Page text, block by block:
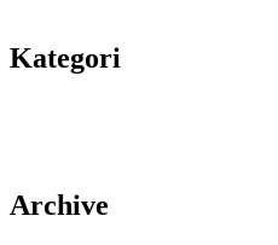
Kategori
Archive